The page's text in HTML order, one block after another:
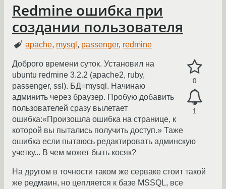
Redmine ошибка при
создании пользователя
apache, mysql , passenger, redmine
0
1
Доброго времени суток. Установил на
ubuntu redmine 3.2.2 (apache2, ruby,
passenger, ssl). БД=mysql. Начинаю
админить через браузер. Пробую добавить
пользователей сразу вылетает
ошибка:«Произошла ошибка на странице, к
которой вы пытались получить доступ.» Таже
ошибка если пытаюсь редактировать админскую
учетку... В чем может быть косяк?
На другом в точности таком же серваке стоит такой
же редмаин, но цепляется к базе MSSQL, все